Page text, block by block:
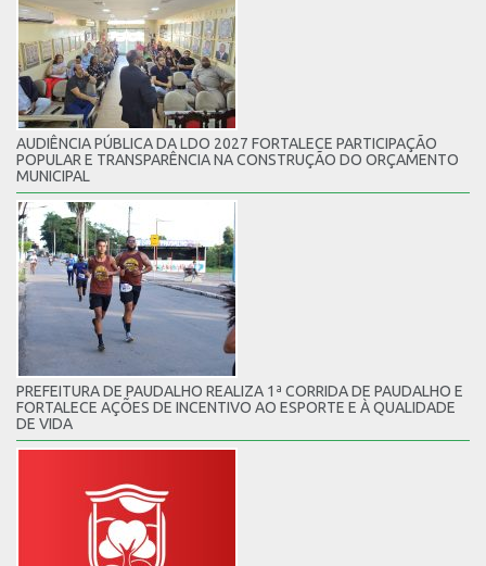
AUDIÊNCIA PÚBLICA DA LDO 2027 FORTALECE PARTICIPAÇÃO
POPULAR E TRANSPARÊNCIA NA CONSTRUÇÃO DO ORÇAMENTO
MUNICIPAL
PREFEITURA DE PAUDALHO REALIZA 1ª CORRIDA DE PAUDALHO E
FORTALECE AÇÕES DE INCENTIVO AO ESPORTE E À QUALIDADE
DE VIDA